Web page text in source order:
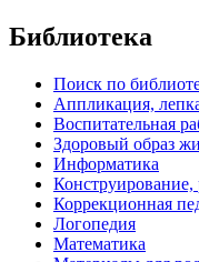
Библиотека
Поиск по
Аппликация,
Воспитательная
Здоровый образ
Информатика
Конструирование,
Коррекционная
Логопедия
Математика